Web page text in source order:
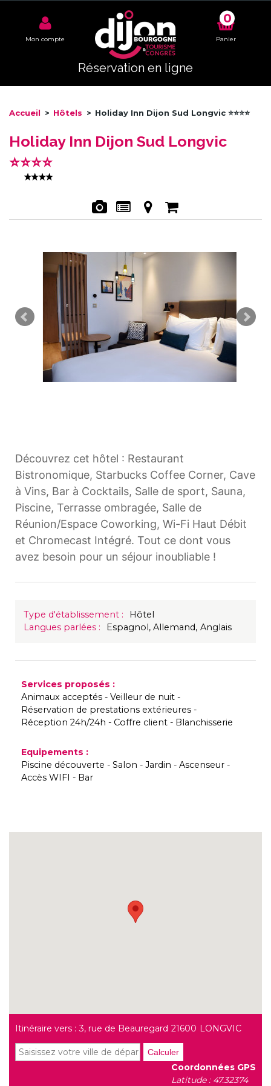
Réservation en ligne
Mon compte Panier
0
Accueil > Hôtels > Holiday Inn Dijon Sud Longvic ⭐⭐⭐⭐
Holiday Inn Dijon Sud Longvic
⭐⭐⭐⭐
Découvrez cet hôtel : Restaurant
Bistronomique, Starbucks Coffee Corner, Cave
à Vins, Bar à Cocktails, Salle de sport, Sauna,
Piscine, Terrasse ombragée, Salle de
Réunion/Espace Coworking, Wi-Fi Haut Débit
et Chromecast Intégré. Tout ce dont vous
avez besoin pour un séjour inoubliable !
Type d'établissement :
Hôtel
Langues parlées : Espagnol Allemand Anglais
Services proposés :
Animaux acceptés
Veilleur de nuit
Réservation de prestations extérieures
Réception 24h/24h
Coffre client Blanchisserie
Equipements :
Piscine découverte
Salon Jardin
Ascenseur
Accès WIFI
Bar
Itinéraire vers : 3, rue de Beauregard 21600 LONGVIC
Calculer
Coordonnées GPS
Latitude : 47.32374